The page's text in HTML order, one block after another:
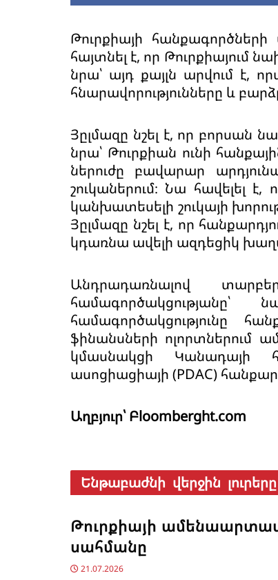
Թուրքիայի
հայտնել է, որ Թուրքիայում
նրա՝ այդ քայլն արվում է,
հնարավորությունները և
Յըլմազը նշել է, որ բորսան
նրա՝ Թուրքիան ունի
ներուժը բավարար
շուկաներում։ Նա հավելել
կանխատեսելի շուկայի
Յըլմազը նշել է, որ
կդառնա ավելի ազդեցիկ
Անդրադառնալով
համագործակցությունը
ֆինանսների ոլորտներում
կմասնակցի Կանադայի
ասոցիացիայի (PDAC)
Աղբյուր՝ Բloomberght.com
Ենթաբաժնի վերջին լուրերը
Թուրքիայի
սահմանը
21.07.2026